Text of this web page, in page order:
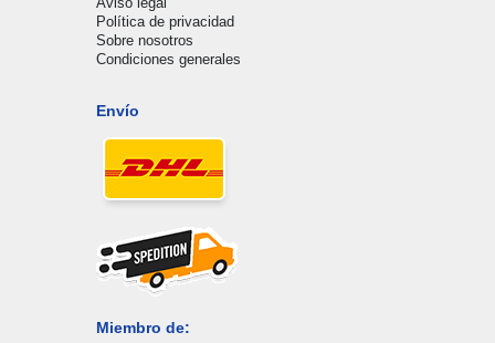
Política de privacidad
Sobre nosotros
Condiciones generales
Envío
Miembro de: